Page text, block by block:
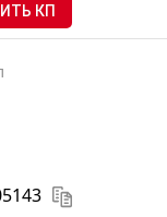
КП